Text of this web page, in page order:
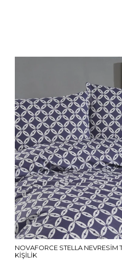
NOVAFORCE STELLA NEVRESİM
KİŞİLİK